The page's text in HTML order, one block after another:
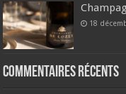
18
Commentaires récents